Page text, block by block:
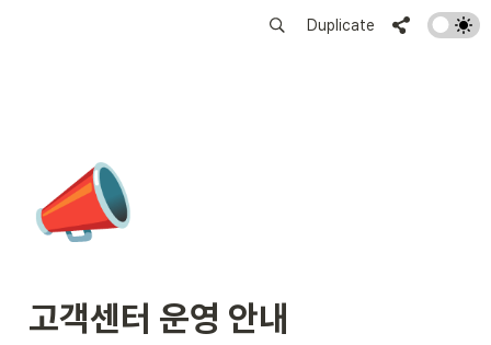
Duplicate
📣
고객센터 운영 안내